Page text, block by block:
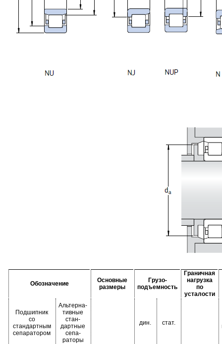
Обозначение
Основные
размеры
Грузо-
подъемность
Граничная
нагрузка
по
усталости
Подшипник
со
стандартным
сепаратором
Альтерна-
тивные
стан-
дартные
сепа-
раторы
дин. стат.